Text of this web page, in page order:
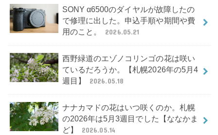
SONY α6500のダイヤルが故障したの
で修理に出した。申込手順や期間や費
用のこと。
2026.05.21
西野緑道のエゾノコリンゴの花は咲い
ているだろうか。【札幌2026年の5月4
週目】
2026.05.18
ナナカマドの花はいつ咲くのか。札幌
の2026年は5月3週目でした【ななかま
ど】
2026.05.14